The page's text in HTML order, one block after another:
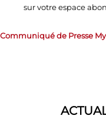
sur votre espace
Communiqué de Presse